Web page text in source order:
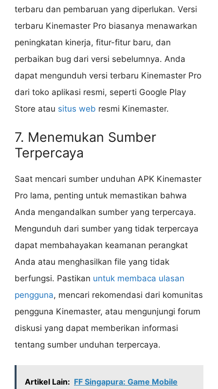
terbaru dan pembaruan yang diperlukan. Versi
terbaru Kinemaster Pro biasanya menawarkan
peningkatan kinerja, fitur-fitur baru, dan
perbaikan bug dari versi sebelumnya. Anda
dapat mengunduh versi terbaru Kinemaster Pro
dari toko aplikasi resmi, seperti Google Play
Store atau situs web resmi Kinemaster.
7. Menemukan Sumber
Terpercaya
Saat mencari sumber unduhan APK Kinemaster
Pro lama, penting untuk memastikan bahwa
Anda mengandalkan sumber yang terpercaya.
Mengunduh dari sumber yang tidak terpercaya
dapat membahayakan keamanan perangkat
Anda atau menghasilkan file yang tidak
berfungsi. Pastikan untuk membaca ulasan
pengguna, mencari rekomendasi dari komunitas
pengguna Kinemaster, atau mengunjungi forum
diskusi yang dapat memberikan informasi
tentang sumber unduhan terpercaya.
Artikel Lain: FF Singapura: Game Mobile